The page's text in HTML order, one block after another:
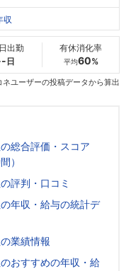
30代
万
--万
収
出勤
日
有休消化率
平均60%
ネユーザーの投稿データから算出
総合評価・スコア
）
評判・口コミ
年収・給与の統計デ
業績情報
おすすめの年収・給